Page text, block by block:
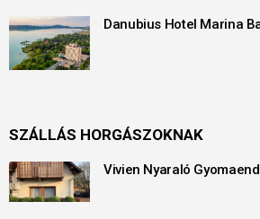
Danubius Hotel Marina
SZÁLLÁS HORGÁSZOKNAK
Vivien Nyaraló